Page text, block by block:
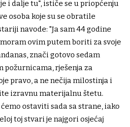
i dalje tu", ističe se u priopćenju
osoba koje su se obratile
navode: "Ja sam 44 godine
ovim putem boriti za svoje
znači gotovo sedam
požurnicama, rješenja za
pravo, a ne nečija milostinja i
izravnu materijalnu štetu.
ostaviti sada sa strane, iako
toj stvari je najgori osjećaj